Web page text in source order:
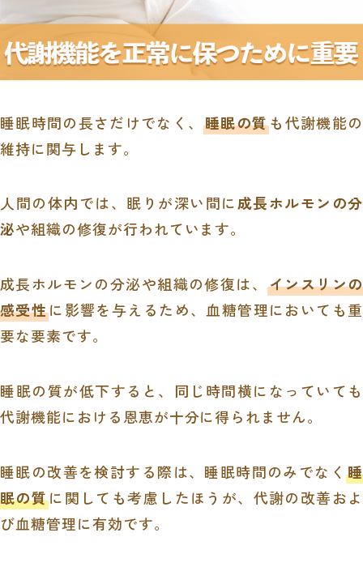
睡眠時間の長さだけでなく、睡眠の質も代謝機能の
維持に関与します。
人間の体内では、眠りが深い間に成長ホルモンの分
泌や組織の修復が行われています。
成長ホルモンの分泌や組織の修復は、 インスリンの
感受性に影響を与えるため、血糖管理においても重
要な要素です。
睡眠の質が低下すると、同じ時間横になっていても
代謝機能における恩恵が十分に得られません。
睡眠の改善を検討する際は、睡眠時間のみでなく睡
眠の質に関しても考慮したほうが、代謝の改善およ
び血糖管理に有効です。